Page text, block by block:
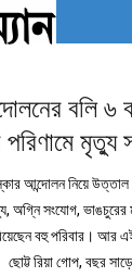
বলি ৬
পরিণামে
আন্দোলন নিয়ে উত্তাল
অগ্নি সংযোগ,
বহু পরিবার। আর
রিয়া গোপ, বছর সাড়ে